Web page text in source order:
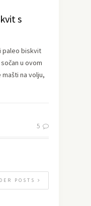
s
paleo biskvit
u ovom
na volju,
5
POSTS